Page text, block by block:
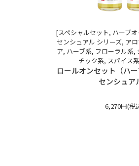
[スペシャルセット, ハーブ
センシュアル シリーズ, ア
ア, ハーブ系, フローラル系,
チック系, スパイス
ロールオンセット（ハ
センシュア
6,270円(税